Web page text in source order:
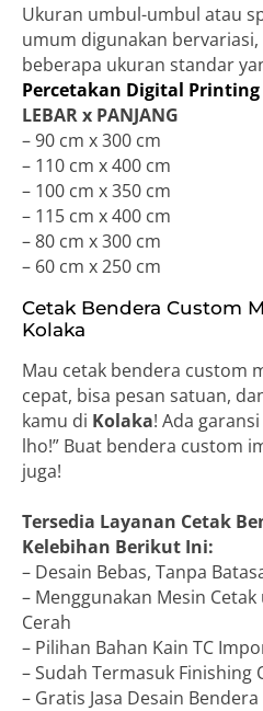
Ukuran umbul-umbul atau
umum digunakan
beberapa ukuran standar
Percetakan Digital
LEBAR x PANJANG
– 90 cm x 300 cm
– 110 cm x 400 cm
– 100 cm x 350 cm
– 115 cm x 400 cm
– 80 cm x 300 cm
– 60 cm x 250 cm
Cetak Bendera Custom
Kolaka
Mau cetak bendera custom
cepat, bisa pesan satuan,
kamu di Kolaka! Ada
lho!” Buat bendera custom
juga!
Tersedia Layanan Cetak
Kelebihan Berikut Ini:
– Desain Bebas, Tanpa
– Menggunakan Mesin
Cerah
– Pilihan Bahan Kain TC
– Sudah Termasuk Finishing
– Gratis Jasa Desain Bendera